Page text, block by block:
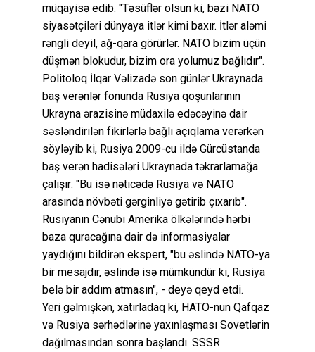
müqayisə edib: "Təsüflər olsun ki, bəzi NATO
siyasətçiləri dünyaya itlər kimi baxır. İtlər aləmi
rəngli deyil, ağ-qara görürlər. NATO bizim üçün
düşmən blokudur, bizim ora yolumuz bağlıdır".
Politoloq İlqar Vəlizadə son günlər Ukraynada
baş verənlər fonunda Rusiya qoşunlarının
Ukrayna ərazisinə müdaxilə edəcəyinə dair
səsləndirilən fikirlərlə bağlı açıqlama verərkən
söyləyib ki, Rusiya 2009-cu ildə Gürcüstanda
baş verən hadisələri Ukraynada təkrarlamağa
çalışır: "Bu isə nəticədə Rusiya və NATO
arasında növbəti gərginliyə gətirib çıxarıb".
Rusiyanın Cənubi Amerika ölkələrində hərbi
baza quracağına dair də informasiyalar
yaydığını bildirən ekspert, "bu əslində NATO-ya
bir mesajdır, əslində isə mümkündür ki, Rusiya
belə bir addım atmasın", - deyə qeyd etdi.
Yeri gəlmişkən, xatırladaq ki, HATO-nun Qafqaz
və Rusiya sərhədlərinə yaxınlaşması Sovetlərin
dağılmasından sonra başlandı. SSSR